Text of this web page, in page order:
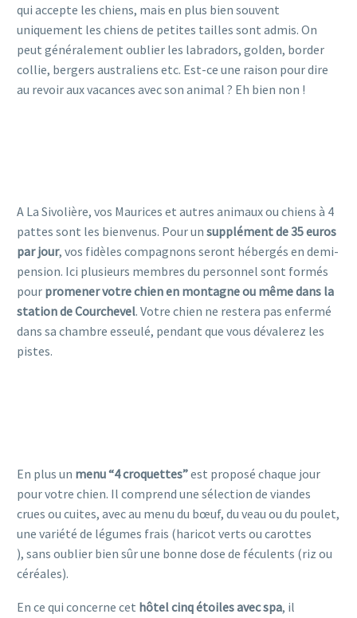
qui accepte les chiens, mais en plus bien souvent
uniquement les chiens de petites tailles sont admis. On
peut généralement oublier les labradors, golden, border
collie, bergers australiens etc. Est-ce une raison pour dire
au revoir aux vacances avec son animal ? Eh bien non !
A La Sivolière, vos Maurices et autres animaux ou chiens à 4
pattes sont les bienvenus. Pour un supplément de 35 euros
par jour, vos fidèles compagnons seront hébergés en demi-
pension. Ici plusieurs membres du personnel sont formés
pour promener votre chien en montagne ou même dans la
station de Courchevel. Votre chien ne restera pas enfermé
dans sa chambre esseulé, pendant que vous dévalerez les
pistes.
En plus un menu “4 croquettes”est proposé chaque jour
pour votre chien. Il comprend une sélection de viandes
crues ou cuites, avec au menu du bœuf, du veau ou du poulet,
une variété de légumes frais (haricot verts ou carottes
), sans oublier bien sûr une bonne dose de féculents (riz ou
céréales).
En ce qui concerne cet hôtel cinq étoiles avec spa, il